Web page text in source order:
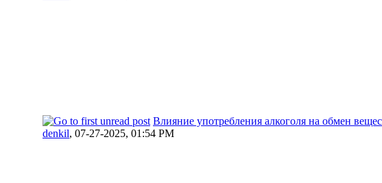
Влияние употребления алкоголя на обмен
denkil, 07-27-2025, 01:54 PM